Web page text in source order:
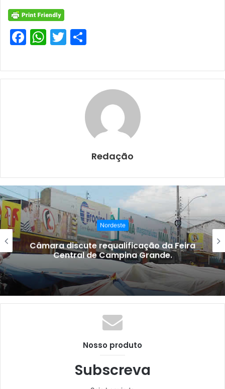
F
c
e
W
at
s
T
itt
er
ar
e
Redação
da Feira
Grande.
I Simpósio de
será realizado
Nosso produto
Subscreva